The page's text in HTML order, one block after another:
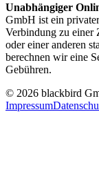
Unabhängiger
GmbH ist ein
Verbindung zu einer
oder einer anderen
berechnen wir eine
Gebühren.
© 2026 blackbird
Impressum